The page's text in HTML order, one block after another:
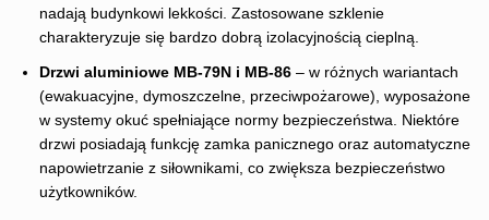
nadają budynkowi lekkości. Zastosowane szklenie
charakteryzuje się bardzo dobrą izolacyjnością cieplną.
Drzwi aluminiowe MB-79N i MB-86 – w różnych wariantach
(ewakuacyjne, dymoszczelne, przeciwpożarowe), wyposażone
w systemy okuć spełniające normy bezpieczeństwa. Niektóre
drzwi posiadają funkcję zamka panicznego oraz automatyczne
napowietrzanie z siłownikami, co zwiększa bezpieczeństwo
użytkowników.